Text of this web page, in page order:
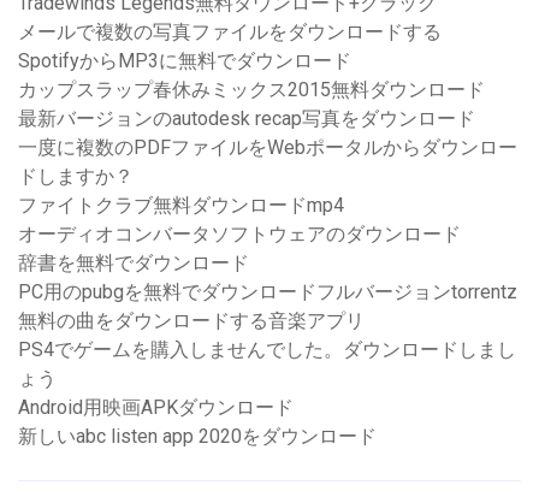
メールで複数の写真ファイルをダウンロードする
SpotifyからMP3に無料でダウンロード
カップスラップ春休みミックス2015無料ダウンロード
最新バージョンのautodesk recap写真をダウンロード
一度に複数のPDFファイルをWebポータルからダウンロー
ドしますか？
ファイトクラブ無料ダウンロードmp4
オーディオコンバータソフトウェアのダウンロード
辞書を無料でダウンロード
PC用のpubgを無料でダウンロードフルバージョンtorrentz
無料の曲をダウンロードする音楽アプリ
PS4でゲームを購入しませんでした。ダウンロードしまし
ょう
Android用映画APKダウンロード
新しいabc listen app 2020をダウンロード